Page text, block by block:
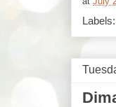
Labels: